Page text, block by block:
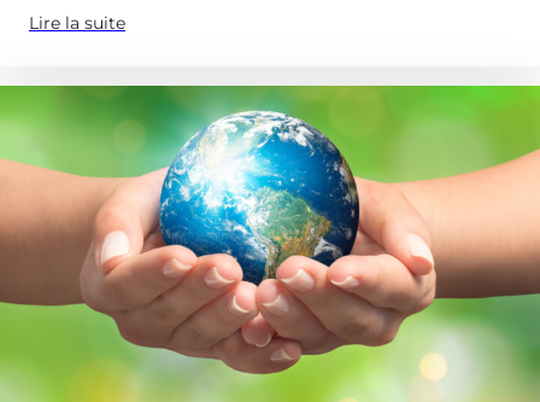
Lire la suite
(à
de
: